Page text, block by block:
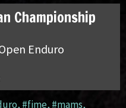
Championship
Enduro
, #fime, #mams,